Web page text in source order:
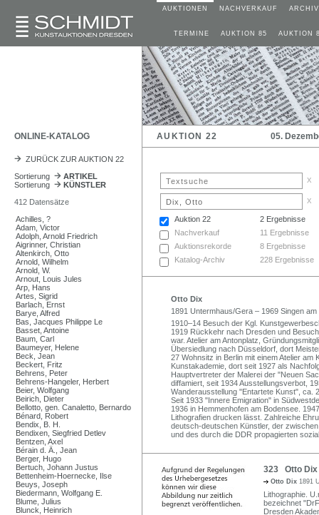
AUKTIONEN NACHVERKAUF ARCHIV
TERMINE AUKTION 85 AUKTION
ONLINE-KATALOG AUKTION 22 05.
ZURÜCK ZUR AUKTION 22
Sortierung
ARTIKEL
Sortierung
KÜNSTLER
412 Datensätze
Achilles, ?
Adam, Victor
Adolph, Arnold Friedrich
Aigrinner, Christian
Altenkirch, Otto
Arnold, Wilhelm
Arnold, W.
Arnout, Louis Jules
Arp, Hans
Artes, Sigrid
Barlach, Ernst
Barye, Alfred
Bas, Jacques Philippe Le
Basset, Antoine
Baum, Carl
Baumeyer, Helene
Beck, Jean
Beckert, Fritz
Behrens, Peter
Behrens-Hangeler, Herbert
Beier, Wolfgang
Beirich, Dieter
Bellotto, gen. Canaletto, Bernardo
Bénard, Robert
Bendix, B. H.
Bendixen, Siegfried Detlev
Bentzen, Axel
Bérain d. Ä., Jean
Berger, Hugo
Bertuch, Johann Justus
Bettenheim-Hoernecke, Ilse
Beuys, Joseph
Biedermann, Wolfgang E.
Blume, Julius
Blunck, Heinrich
x
x
Auktion 22
2 Ergebnisse
Nachverkauf
11 Ergebnisse
Auktionsrekorde
8 Ergebnisse
Katalog-Archiv
228 Ergebnisse
Otto Dix
1891 Untermhaus/Gera – 1969 Singen am
1910–14 Besuch der Kgl.
1919 Rückkehr nach Dresden und
war. Atelier am Antonplatz,
Übersiedlung nach Düsseldorf, dort
27 Wohnsitz in Berlin mit einem Atelier
Kunstakademie, dort seit 1927 als
Hauptvertreter der Malerei der "Neuen
diffamiert, seit 1934 Ausstellungsverbot,
Wanderausstellung "Entartete Kunst", ca.
Seit 1933 "Innere Emigration" in
1936 in Hemmenhofen am Bodensee.
Lithografien drucken lässt. Zahlreiche
deutsch-deutschen Künstler, der
und des durch die DDR propagierten
323 Otto Dix
Otto Dix 1891
Lithographie.
bezeichnet
Dresden